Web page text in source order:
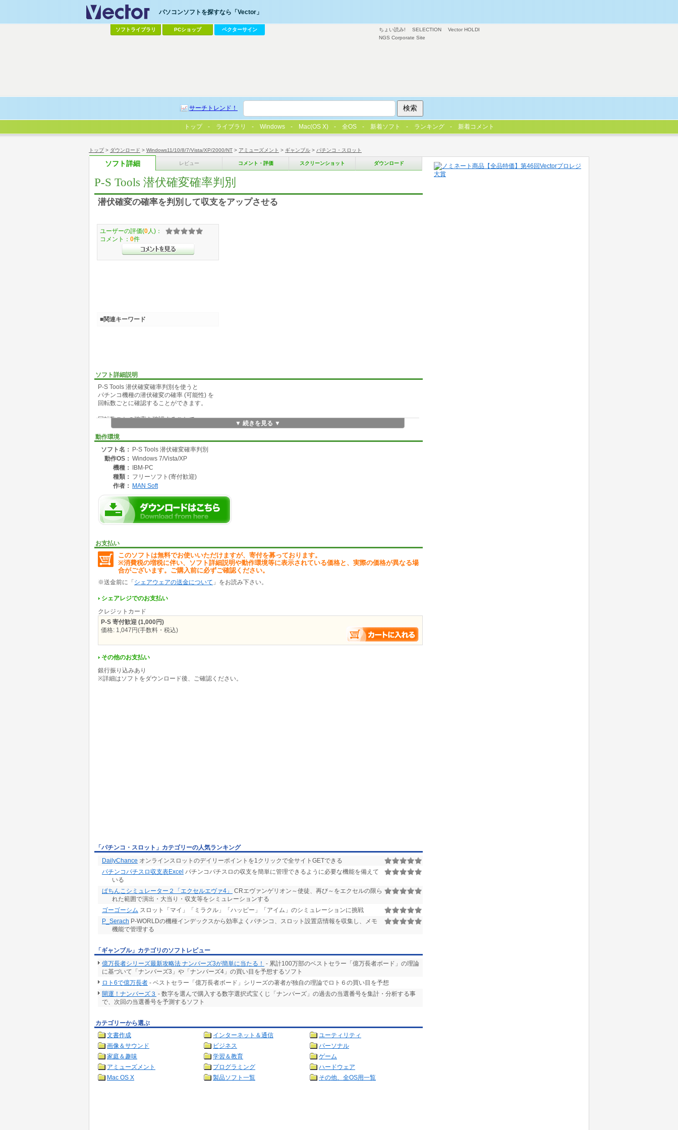
トップ> ダウンロード > Windows11/10/8/7/Vista/XP/2000/NT > アミューズメント > ギャンブル > パチンコ・スロット
ソフト詳細 レビュー コメント・評価 スクリーンショット ダウンロード
P-S Tools 潜伏確変確率判別
潜伏確変の確率を判別して収支をアップさせる
ソフト詳細説明
P-S Tools 潜伏確変確率判別を使うと
パチンコ機種の潜伏確変の確率 (可能性) を
回転数ごとに確認することができます。
回転数ごとの確率を確認することで
潜伏確変台を見つけやすくなります。
また、潜伏確変をほぼ否定する回転数を
判別することもできますので
通常なのか確変なのかわからない時の
ヤメ時の判別にも役に立ちます。
時短回数を設定することにより、
機種ごとの時短後即ヤメ時の潜伏確変の確率を
登録した機種の一覧を印刷することもできます。
▼ 続きを見る ▼
動作環境
ソフト名： P-S Tools 潜伏確変確率判別
動作OS： Windows 7/Vista/XP
機種：
IBM-PC
種類： フリーソフト(寄付歓迎)
作者： MAN Soft
お支払い
このソフトは無料でお使いいただけますが、寄付を募っております。
※消費税の増税に伴い、ソフト詳細説明や動作環境等に表示されている価格と、実際の価格が異なる場
合がございます。ご購入前に必ずご確認ください。
※送金前に「 シェアウェアの送金について 」をお読み下さい。
シェアレジでのお支払い
クレジットカード
P-S 寄付歓迎 (1,000円)
価格: 1,047円(手数料・税込)
その他のお支払い
銀行振り込みあり
※詳細はソフトをダウンロード後、ご確認ください。
ユーザーの評価(0 人)：
コメント： 0件
■関連キーワード
「パチンコ・スロット」カテゴリーの人気ランキング
DailyChance オンラインスロットのデイリーポイントを1クリックで全サイトGETできる
パチンコパチスロ収支表Excel パチンコパチスロの収支を簡単に管理できるように必要な機能を備えて
いる
ぱちんこシミュレーター２「エクセルエヴァ4」
CRエヴァンゲリオン～使徒、再び～をエクセルの限ら
れた範囲で演出・大当り・収支等をシミュレーションする
ゴーゴーシム スロット「マイ」「ミラクル」「ハッピー」「アイム」のシミュレーションに挑戦
P_Serach P-WORLDの機種インデックスから効率よくパチンコ、スロット設置店情報を収集し、メモ
機能で管理する
「ギャンブル」カテゴリのソフトレビュー
億万長者シリーズ最新攻略法 ナンバーズ3が簡単に当たる！ - 累計100万部のベストセラー「億万長者ボード」の理論
に基づいて「ナンバーズ3」や「ナンバーズ4」の買い目を予想するソフト
ロト6で億万長者 - ベストセラー「億万長者ボード」シリーズの著者が独自の理論でロト６の買い目を予想
開運！ナンバーズ３ - 数字を選んで購入する数字選択式宝くじ「ナンバーズ」の過去の当選番号を集計・分析する事
で、次回の当選番号を予測するソフト
カテゴリーから選ぶ
文書作成
インターネット＆通信
ユーティリティ
画像＆サウンド
ビジネス
パーソナル
家庭＆趣味
学習＆教育
ゲーム
アミューズメント
プログラミング
ハードウェア
Mac OS X
製品ソフト一覧 その他、全OS用一覧
ちょい読み! SELECTION
Vector HOLDI
NGS Corporate Site
パソコンソフトを探すなら「Vector」
ソフトライブラリ PCショップ ベクターサイン
サーチトレンド！
トップ ライブラリ Windows Mac(OS X) 全OS 新着ソフト ランキング 新着コメント